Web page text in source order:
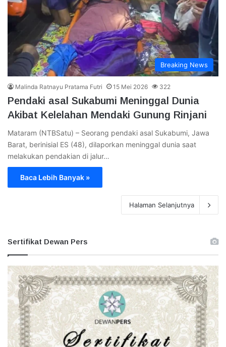
Breaking News
Malinda Ratnayu Pratama Futri 15 Mei 2026 322
Pendaki asal Sukabumi Meninggal Dunia
Akibat Kelelahan Mendaki Gunung Rinjani
Mataram (NTBSatu) – Seorang pendaki asal Sukabumi, Jawa
Barat, berinisial ES (48), dilaporkan meninggal dunia saat
melakukan pendakian di jalur…
Baca Lebih Banyak »
Halaman Selanjutnya
Sertifikat Dewan Pers